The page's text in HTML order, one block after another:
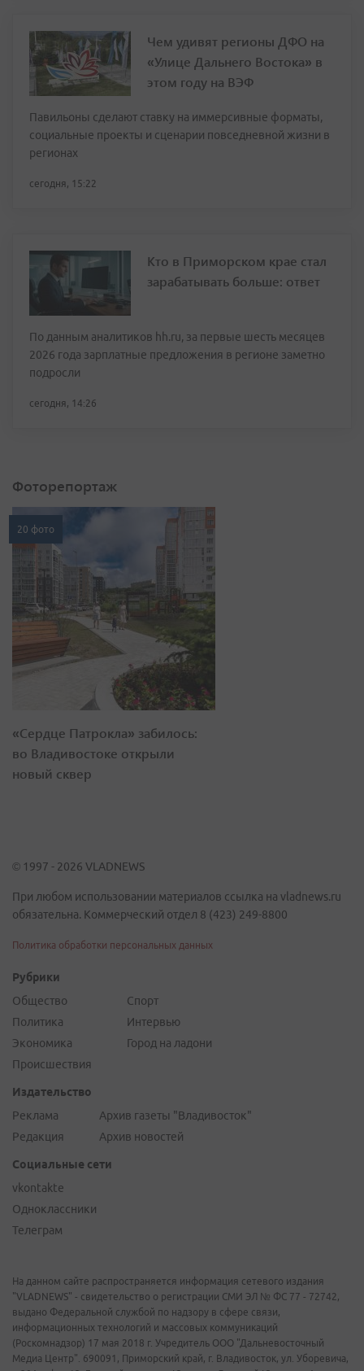
Чем удивят регионы ДФО на
«Улице Дальнего Востока» в
этом году на ВЭФ
Павильоны сделают ставку на иммерсивные форматы,
социальные проекты и сценарии повседневной жизни в
регионах
сегодня, 15:22
Кто в Приморском крае стал
зарабатывать больше: ответ
По данным аналитиков hh.ru, за первые шесть месяцев
2026 года зарплатные предложения в регионе заметно
подросли
сегодня, 14:26
Фоторепортаж
20 фото
«Сердце Патрокла» забилось:
во Владивостоке открыли
новый сквер
© 1997 - 2026 VLADNEWS
При любом использовании материалов ссылка на vladnews.ru
обязательна. Коммерческий отдел 8 (423) 249-8800
Политика обработки персональных данных
Рубрики
Общество
Политика
Экономика
Происшествия
Спорт
Интервью
Город на ладони
Издательство
Реклама
Редакция
Архив газеты "Владивосток"
Архив новостей
Социальные сети
vkontakte
Одноклассники
Телеграм
На данном сайте распространяется информация сетевого издания
"VLADNEWS" - свидетельство о регистрации СМИ ЭЛ № ФС 77 - 72742,
выдано Федеральной службой по надзору в сфере связи,
информационных технологий и массовых коммуникаций
(Роскомнадзор) 17 мая 2018 г. Учредитель ООО "Дальневосточный
Медиа Центр". 690091, Приморский край, г. Владивосток, ул. Уборевича,